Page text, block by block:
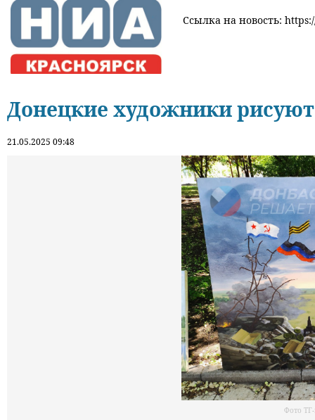
Ссылка на новость:
Донецкие художники
21.05.2025 09:48
Фото